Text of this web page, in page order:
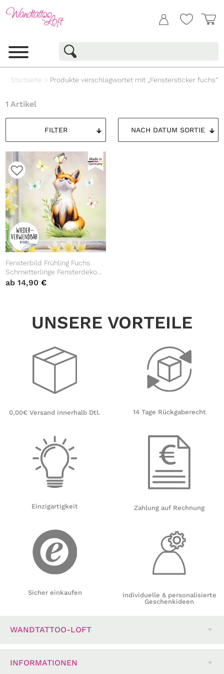
Startseite > Produkte verschlagwortet mit „Fenstersticker fuchs“
FILTER
1 Artikel
Fensterbild Frühling Fuchs
Schmetterlinge Fensterdeko
Kinderzimmer Fensterfolie
ab14,90€
UNSERE VORTEILE
0,00€ Versand innerhalb Dtl.
Einzigartigkeit
Sicher einkaufen
14 Tage Rückgaberecht
Zahlung auf Rechnung
individuelle & personalisierte
Geschenkideen
WANDTATTOO-LOFT
INFORMATIONEN